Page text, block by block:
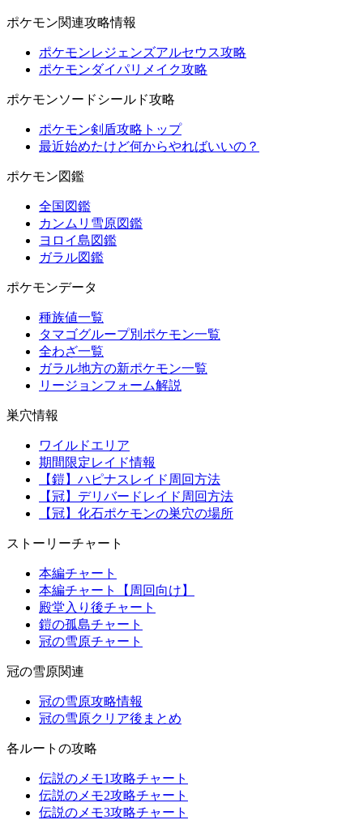
ポケモン関連攻略情報
ポケモンレジェンズアルセウス攻略
ポケモンダイパリメイク攻略
ポケモンソードシールド攻略
ポケモン剣盾攻略トップ
最近始めたけど何からやればいいの？
ポケモン図鑑
全国図鑑
カンムリ雪原図鑑
ヨロイ島図鑑
ガラル図鑑
ポケモンデータ
種族値一覧
タマゴグループ別ポケモン一覧
全わざ一覧
ガラル地方の新ポケモン一覧
リージョンフォーム解説
巣穴情報
ワイルドエリア
期間限定レイド情報
【鎧】ハピナスレイド周回方法
【冠】デリバードレイド周回方法
【冠】化石ポケモンの巣穴の場所
ストーリーチャート
本編チャート
本編チャート【周回向け】
殿堂入り後チャート
鎧の孤島チャート
冠の雪原チャート
冠の雪原関連
冠の雪原攻略情報
冠の雪原クリア後まとめ
各ルートの攻略
伝説のメモ1攻略チャート
伝説のメモ2攻略チャート
伝説のメモ3攻略チャート